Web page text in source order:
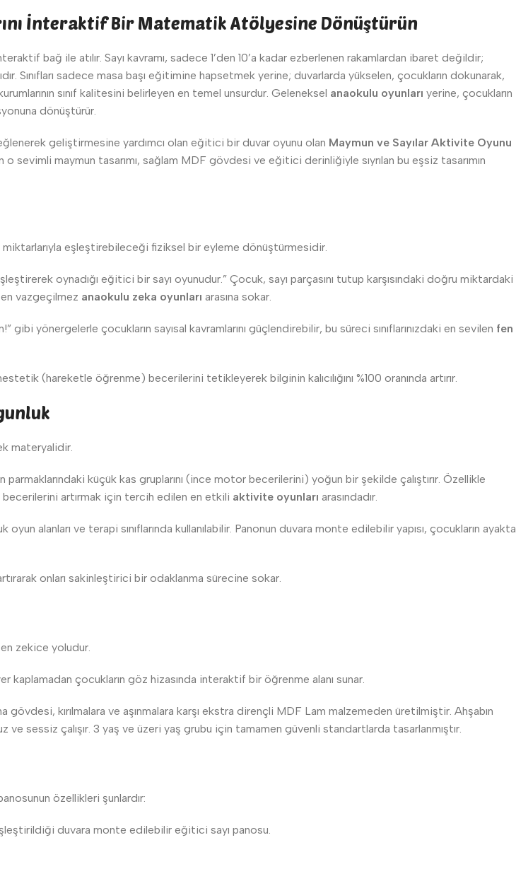
İnteraktif Bir Matematik Atölyesine Dönüştürün
bağ ile atılır. Sayı kavramı, sadece 1’den 10’a kadar ezberlenen rakamlardan ibaret değildir;
Sınıfları sadece masa başı eğitimine hapsetmek yerine; duvarlarda yükselen, çocukların dokunarak,
sınıf kalitesini belirleyen en temel unsurdur. Geleneksel anaokulu oyunları yerine, çocukların
dönüştürür.
geliştirmesine yardımcı olan eğitici bir duvar oyunu olan Maymun ve Sayılar Aktivite Oyunu
o sevimli maymun tasarımı, sağlam MDF gövdesi ve eğitici derinliğiyle sıyrılan bu eşsiz tasarımın
eşleştirebileceği fiziksel bir eyleme dönüştürmesidir.
oynadığı eğitici bir sayı oyunudur.” Çocuk, sayı parçasını tutup karşısındaki doğru miktardaki
en vazgeçilmez anaokulu zeka oyunları arasına sokar.
yönergelerle çocukların sayısal kavramlarını güçlendirebilir, bu süreci sınıflarınızdaki en sevilen fen
(hareketle öğrenme) becerilerini tetikleyerek bilginin kalıcılığını %100 oranında artırır.
materyalidir.
parmaklarındaki küçük kas gruplarını (ince motor becerilerini) yoğun bir şekilde çalıştırır. Özellikle
artırmak için tercih edilen en etkili aktivite oyunları arasındadır.
alanları ve terapi sınıflarında kullanılabilir. Panonun duvara monte edilebilir yapısı, çocukların ayakta
onları sakinleştirici bir odaklanma sürecine sokar.
en zekice yoludur.
çocukların göz hizasında interaktif bir öğrenme alanı sunar.
kırılmalara ve aşınmalara karşı ekstra dirençli MDF Lam malzemeden üretilmiştir. Ahşabın
ve sessiz çalışır. 3 yaş ve üzeri yaş grubu için tamamen güvenli standartlarda tasarlanmıştır.
özellikleri şunlardır:
duvara monte edilebilir eğitici sayı panosu.